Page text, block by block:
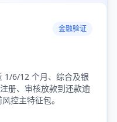
金融验证
1/6/12 个月、综合及银
册、审核放款到还款逾
控主特征包。